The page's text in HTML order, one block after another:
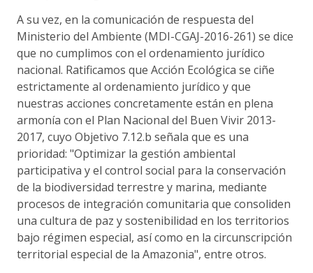
A su vez, en la comunicación de respuesta del
Ministerio del Ambiente (MDI-CGAJ-2016-261) se dice
que no cumplimos con el ordenamiento jurídico
nacional. Ratificamos que Acción Ecológica se ciñe
estrictamente al ordenamiento jurídico y que
nuestras acciones concretamente están en plena
armonía con el Plan Nacional del Buen Vivir 2013-
2017, cuyo Objetivo 7.12.b señala que es una
prioridad: "Optimizar la gestión ambiental
participativa y el control social para la conservación
de la biodiversidad terrestre y marina, mediante
procesos de integración comunitaria que consoliden
una cultura de paz y sostenibilidad en los territorios
bajo régimen especial, así como en la circunscripción
territorial especial de la Amazonia", entre otros.